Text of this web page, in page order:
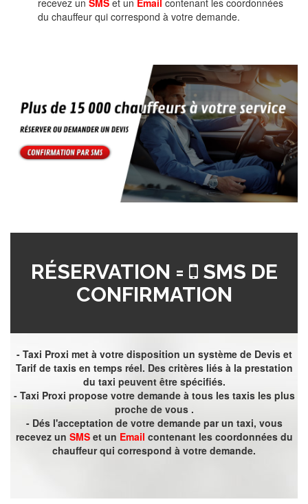
recevez un SMS et un Email contenant les coordonnées
du chauffeur qui correspond à votre demande.
RÉSERVATION =
SMS DE
CONFIRMATION
- Taxi Proxi met à votre disposition un système de Devis et
Tarif de taxis en temps réel. Des critères liés à la prestation
du taxi peuvent être spécifiés.
- Taxi Proxi propose votre demande à tous les taxis les plus
proche de vous .
- Dés l'acceptation de votre demande par un taxi, vous
recevez un SMSet un Email contenant les coordonnées du
chauffeur qui correspond à votre demande.